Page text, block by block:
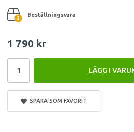
Beställningsvara
1 790 kr
LÄGG I
SPARA SOM FAVORIT